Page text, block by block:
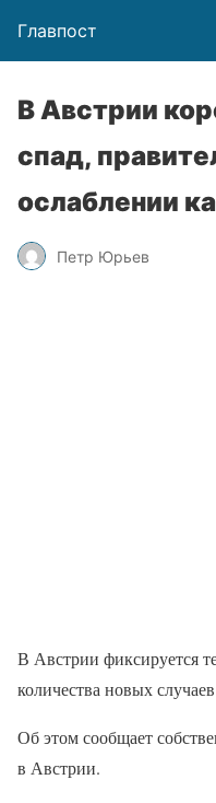
Главпост
В Австрии
спад,
ослаблении
Петр Юрьев
В Австрии фиксируется
количества новых
Об этом сообщает
в Австрии.